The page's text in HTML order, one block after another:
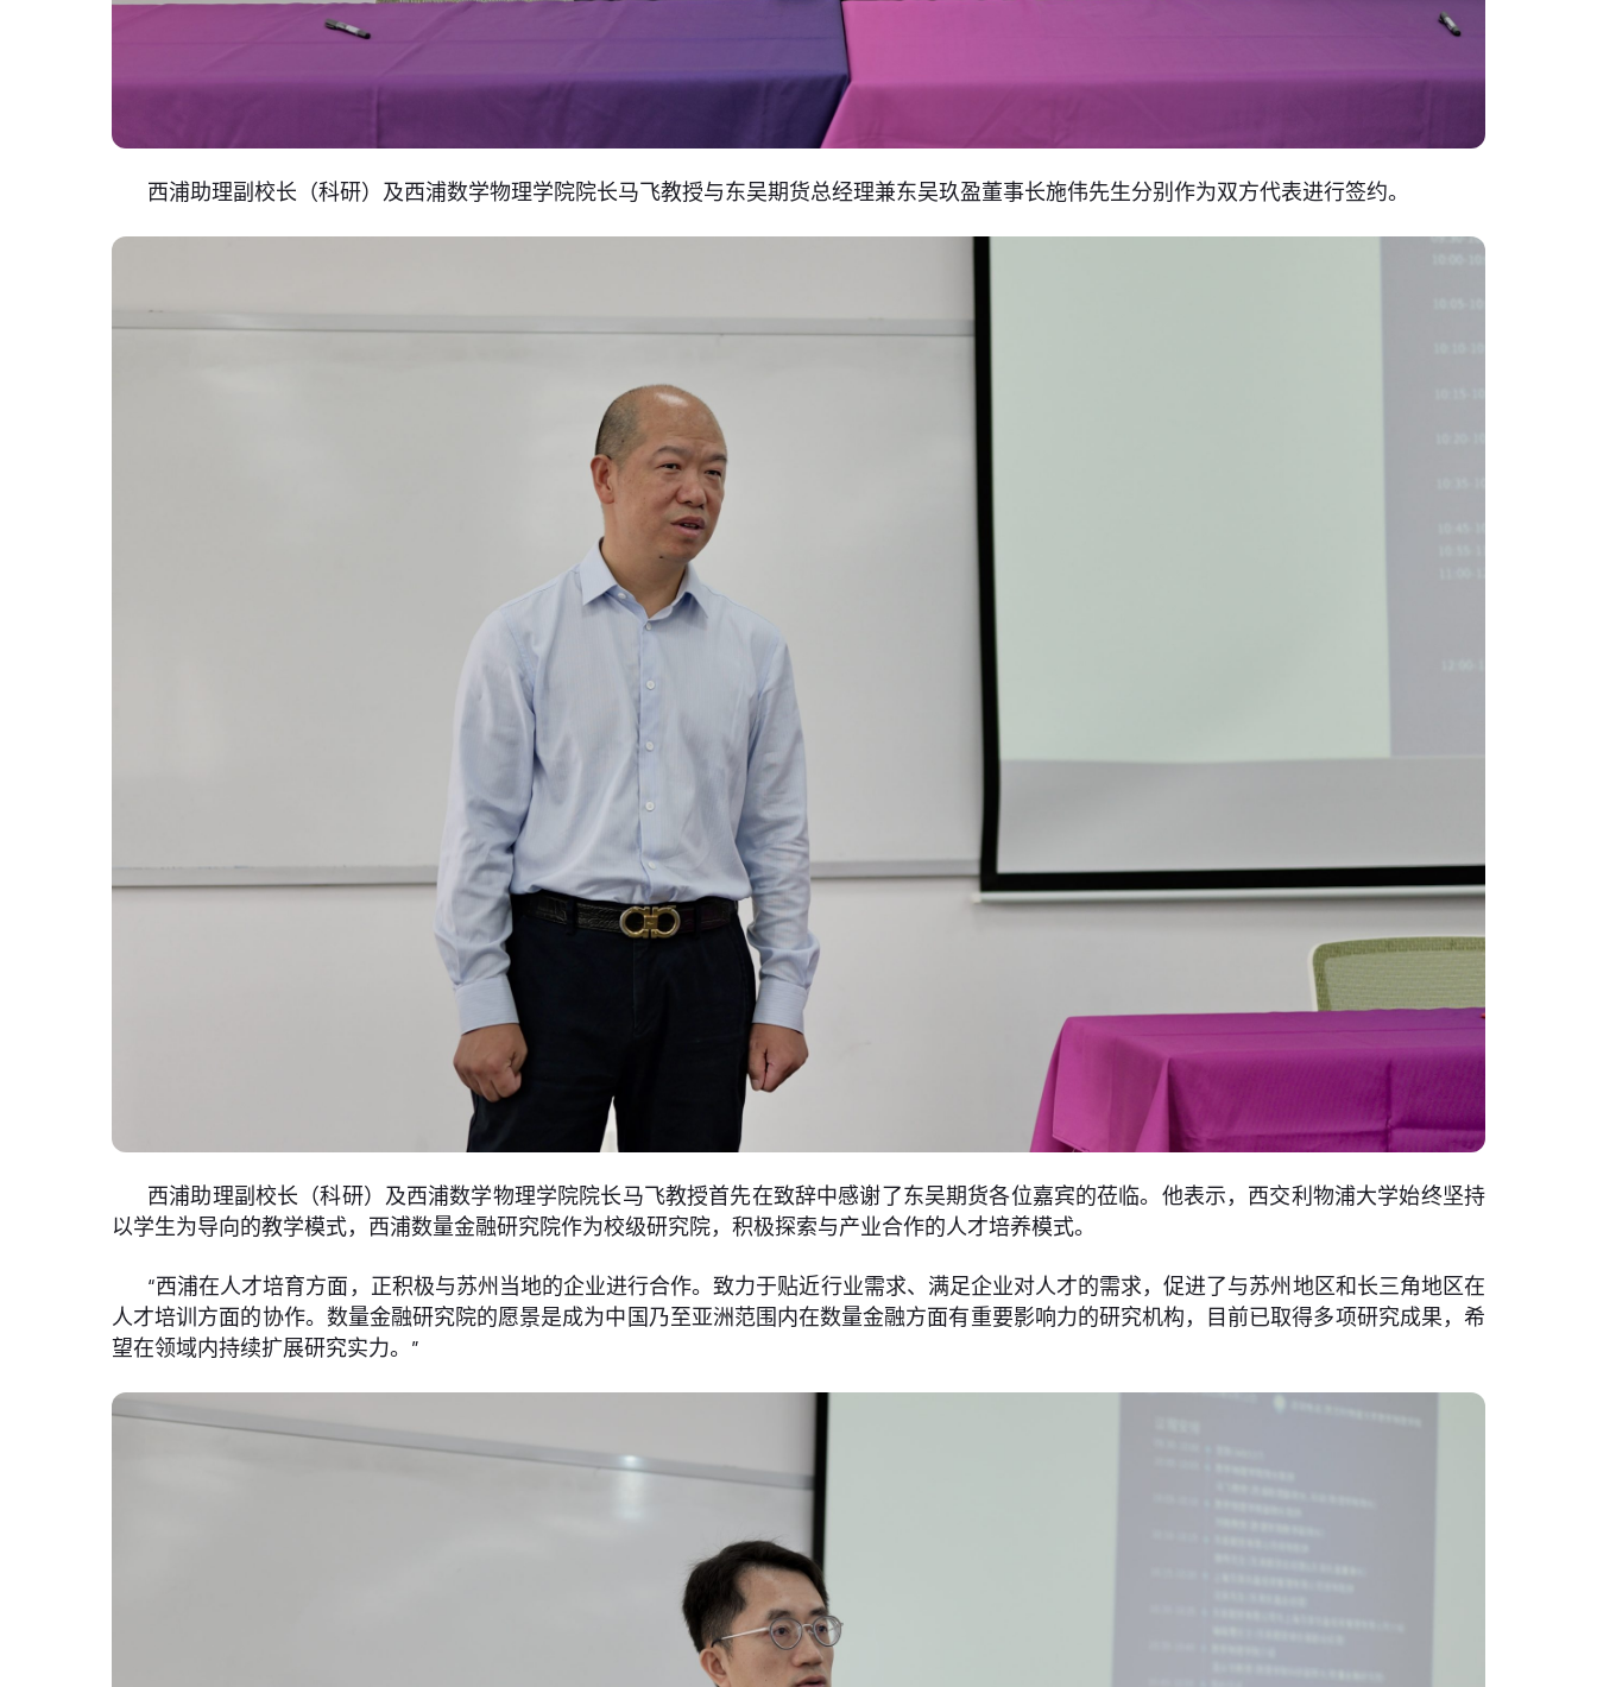
西浦助理副校长（科研）及西浦数学物理学院院长马飞教授与东吴期货总经理兼东吴玖盈董事长施伟先生分别作为双方代表进行签约。
西浦助理副校长（科研）及西浦数学物理学院院长马飞教授首先在致辞中感谢了东吴期货各位嘉宾的莅临。他表示，西交利物浦大学始终坚持
以学生为导向的教学模式，西浦数量金融研究院作为校级研究院，积极探索与产业合作的人才培养模式。
“西浦在人才培育方面，正积极与苏州当地的企业进行合作。致力于贴近行业需求、满足企业对人才的需求，促进了与苏州地区和长三角地区在
人才培训方面的协作。数量金融研究院的愿景是成为中国乃至亚洲范围内在数量金融方面有重要影响力的研究机构，目前已取得多项研究成果，希
望在领域内持续扩展研究实力。”